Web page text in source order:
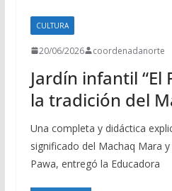
CULTURA
20/06/2026 coordenadanorte
Jardín infantil “El
la tradición del
Una completa y didáctica
significado del Machaq Mara
Pawa, entregó la Educadora